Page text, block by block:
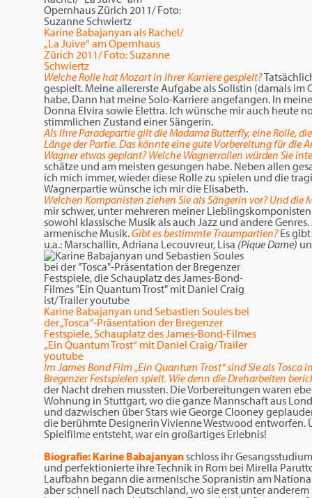
Karine Babajanyan als Rachel/
„La Juive“ am Opernhaus
Zürich 2011/ Foto: Suzanne
Schwiertz
Welche Rolle hat Mozart in Ihrer Karriere gespielt?
gespielt. Meine allererste Aufgabe als Solistin (damals
habe. Dann hat meine Solo-Karriere angefangen. In
Donna Elvira sowie Elettra. Ich wünsche mir auch heute
stimmlichen Zustand einer Sängerin.
Als Ihre Paradepartie gilt die Madama Butterfly, eine Rolle,
Länge der Partie. Das könnte eine gute Vorbereitung für die
Wagner etwas geplant? Welche Wagnerrollen würden Sie
schätze und am meisten gesungen habe. Neben allen
ich mich immer, wieder diese Rolle zu spielen und die
Wagnerpartie wünsche ich mir die Elisabeth.
Welchen Komponisten ziehen Sie als Sängerin vor? Und die
mir schwer, unter mehreren meiner
sowohl klassische Musik als auch Jazz und andere
armenische Musik.Gibt es bestimmte Traumpartien?Es
u.a.: Marschallin, Adriana Lecouvreur, Lisa (Pique Dame)
Karine Babajanyan und Sebastien Soules bei
der „Tosca“-Präsentation der Bregenzer
Festspiele, Schauplatz des James-Bond-Filmes
„Ein Quantum Trost“ mit Daniel Craig/ Trailer
youtube
Im James Bond Film „Ein Quantum Trost“ sind Sie als
Bregenzer Festspielen spielt. Wie denn die Dreharbeiten
der Nacht drehen mussten. Die Vorbereitungen waren
Wohnung in Stuttgart, wo die ganze Mannschaft aus
und dazwischen über Stars wie George Clooney
die berühmte Designerin Vivienne Westwood
Spielfilme entsteht, war ein großartiges Erlebnis!
Biografie: Karine Babajanyanschloss ihr
und perfektionierte ihre Technik in Rom bei Mirella
Laufbahn begann die armenische Sopranistin am
aber schnell nach Deutschland, wo sie erst unter